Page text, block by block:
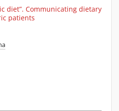
diet”. Communicating dietary
patients